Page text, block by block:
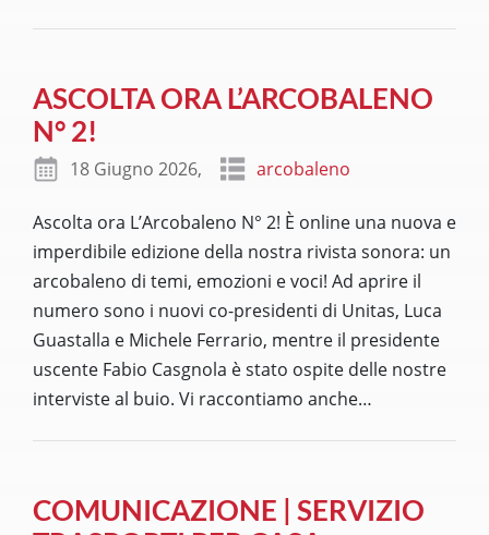
ASCOLTA ORA L’ARCOBALENO
N° 2!
18 Giugno 2026, arcobaleno
Ascolta ora L’Arcobaleno N° 2! È online una nuova e
imperdibile edizione della nostra rivista sonora: un
arcobaleno di temi, emozioni e voci! Ad aprire il
numero sono i nuovi co-presidenti di Unitas, Luca
Guastalla e Michele Ferrario, mentre il presidente
uscente Fabio Casgnola è stato ospite delle nostre
interviste al buio. Vi raccontiamo anche…
COMUNICAZIONE | SERVIZIO